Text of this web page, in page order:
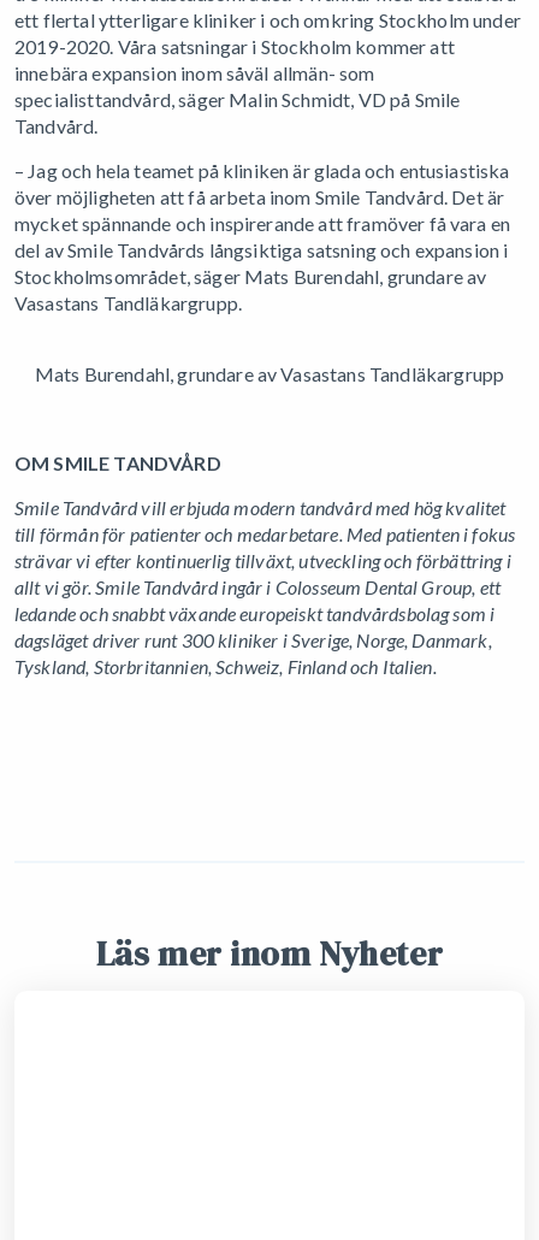
ett flertal ytterligare kliniker i och omkring Stockholm under
2019-2020. Våra satsningar i Stockholm kommer att
innebära expansion inom såväl allmän- som
specialisttandvård, säger Malin Schmidt, VD på Smile
Tandvård.
– Jag och hela teamet på kliniken är glada och entusiastiska
över möjligheten att få arbeta inom Smile Tandvård. Det är
mycket spännande och inspirerande att framöver få vara en
del av Smile Tandvårds långsiktiga satsning och expansion i
Stockholmsområdet, säger Mats Burendahl, grundare av
Vasastans Tandläkargrupp.
Mats Burendahl, grundare av Vasastans Tandläkargrupp
OM SMILE TANDVÅRD
Smile Tandvård vill erbjuda modern tandvård med hög kvalitet
till förmån för patienter och medarbetare. Med patienten i fokus
strävar vi efter kontinuerlig tillväxt, utveckling och förbättring i
allt vi gör. Smile Tandvård ingår i Colosseum Dental Group, ett
ledande och snabbt växande europeiskt tandvårdsbolag som i
dagsläget driver runt 300 kliniker i Sverige, Norge, Danmark,
Tyskland, Storbritannien, Schweiz, Finland och Italien.
Läs mer inom Nyheter